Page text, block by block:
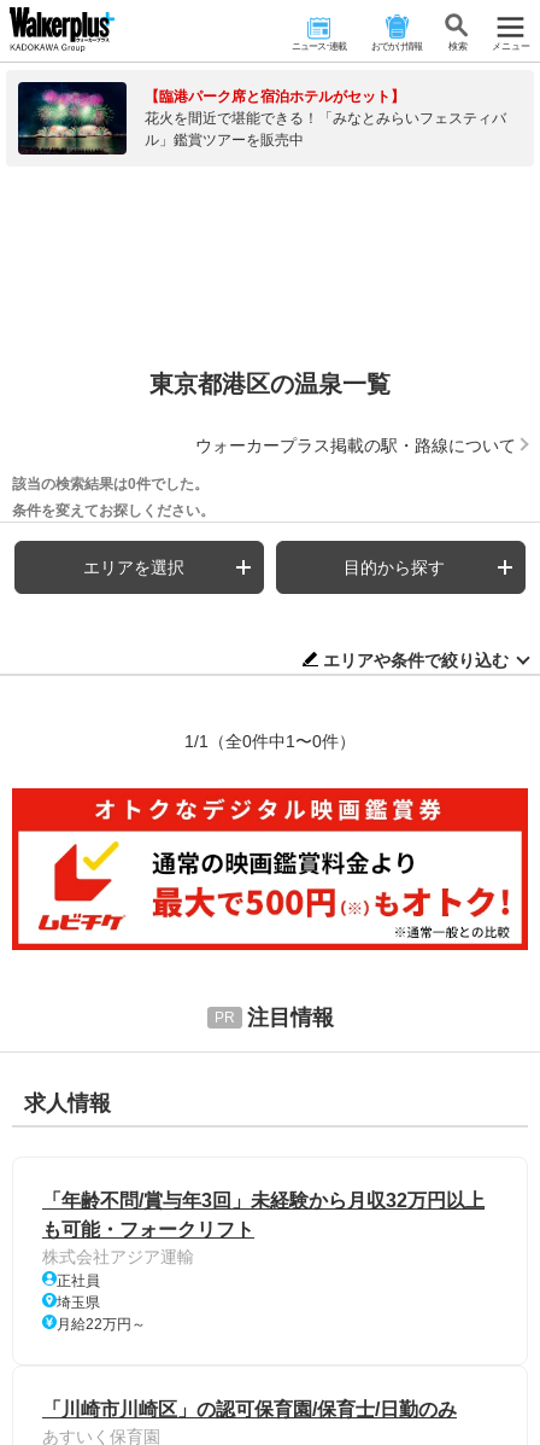
ニュース･連載 おでかけ情報 検 索 メニュー
【臨港パーク席と宿泊ホテルがセット】
花火を間近で堪能できる！「みなとみらいフェスティバ
ル」鑑賞ツアーを販売中
東京都港区の温泉一覧
ウォーカープラス掲載の駅・路線について
該当の検索結果は0件でした。
条件を変えてお探しください。
エリアを選択 目的から探す
エリアや条件で絞り込む
1/1 （全0件中1〜0件）
注目情報
求人情報
「年齢不問/賞与年3回」未経験から月収32万円以上
も可能・フォークリフト
株式会社アジア運輸
正社員
埼玉県
月給22万円～
「川崎市川崎区」の認可保育園/保育士/日勤のみ
あすいく保育園